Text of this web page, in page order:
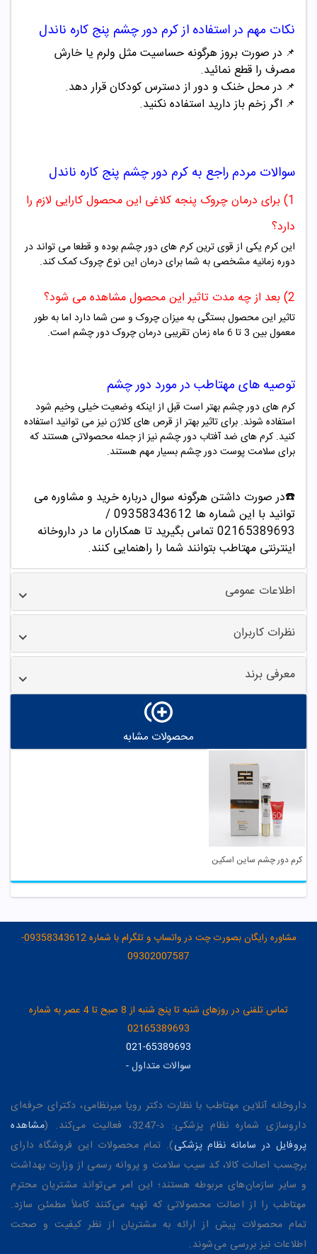
نکات مهم در استفاده ازکرم دور چشم پنج کاره ناندل
📌 در صورت بروز هرگونه حساسیت مثل ولرم یا خارش
مصرف را قطع نمائید.
📌 در محل خنک و دور از دسترس کودکان قرار دهد.
📌 اگر زخم باز دارید استفاده نکنید.
سوالات مردم راجع به کرم دور چشم پنج کاره ناندل
1) برای درمان چروک پنجه کلاغی این محصول کارایی لازم را
دارد؟
این کرم یکی از قوی ترین کرم های دور چشم بوده و قطعا می تواند در
دوره زمانیه مشخصی به شما برای درمان این نوع چروک کمک کند.
2) بعد از چه مدت تاثیر این محصول مشاهده می شود؟
تاثیر این محصول بستگی به میزان چروک و سن شما دارد اما به طور
معمول بین 3 تا 6 ماه زمان تقریبی درمان چروک دور چشم است.
توصیه های مهتاطب در مورد دور چشم
کرم های دور چشم بهتر است قبل از اینکه وضعیت خیلی وخیم شود
استفاده شوند. برای تاثیر بهتر از قرص های کلاژن نیز می توانید استفاده
کنید. کرم های ضد آفتاب دور چشم نیز از جمله محصولاتی هستند که
برای سلامت پوست دور چشم بسیار مهم هستند.
☎️در صورت داشتن هرگونه سوال درباره خرید و مشاوره می
توانید با این شماره ها 09358343612 /
02165389693تماس بگیرید تا همکاران ما در داروخانه
اینترنتی مهتاطب بتوانند شما را راهنمایی کنند.
اطلاعات عمومی
نظرات کاربران
معرفی برند
محصولات مشابه
کرم دور چشم ساین اسکین
مشاوره رایگان بصورت چت در واتساپ و تلگرام با شماره 09358343612-
09302007587
تماس تلفنی در روزهای شنبه تا پنج شنبه از 8 صبح تا 4 عصر به شماره
02165389693
021-65389693
سوالات متداول-
داروخانه آنلاین مهتاطب با نظارت دکتر رویا میرنظامی، دکترای حرفه‌ای
داروسازی شماره نظام پزشکی: د-3247، فعالیت می‌کند. (
مشاهده
پروفایل در سامانه نظام پزشکی). تمام محصولات این فروشگاه دارای
برچسب اصالت کالا، کد سیب سلامت و پروانه رسمی از وزارت بهداشت
و سایر سازمان‌های مربوطه هستند؛ این امر می‌تواند مشتریان محترم
مهتاطب را از اصالت محصولاتی که تهیه می‌کنند کاملاً مطمئن سازد.
تمام محصولات پیش از ارائه به مشتریان از نظر کیفیت و صحت
اطلاعات نیز بررسی می‌شوند.